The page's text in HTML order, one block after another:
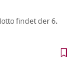
findet der 6.